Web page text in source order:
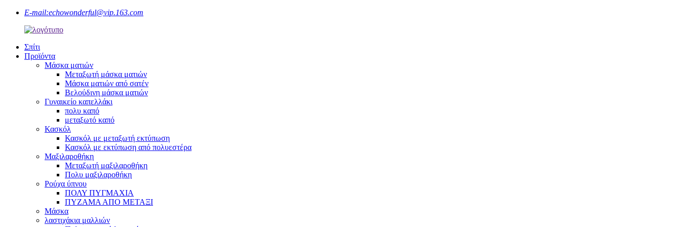
E-mail:echowonderful@vip.163.com
Σπίτι
Προϊόντα
Μάσκα ματιών
Μεταξωτή μάσκα ματιών
Μάσκα ματιών από σατέν
Βελούδινη μάσκα ματιών
Γυναικείο καπελλάκι
πολυ καπό
μεταξωτό καπό
Κασκόλ
Κασκόλ με μεταξωτή εκτύπωση
Κασκόλ με εκτύπωση από πολυεστέρα
Μαξιλαροθήκη
Μεταξωτή μαξιλαροθήκη
Πολυ μαξιλαροθήκη
Ρούχα ύπνου
ΠΟΛΥ ΠΥΓΜΑΧΙΑ
ΠΥΖΑΜΑ ΑΠΟ ΜΕΤΑΞΙ
Μάσκα
λαστιχάκια μαλλιών